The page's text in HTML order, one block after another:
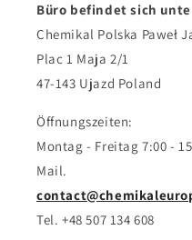
Büro befindet sich
Chemikal Polska Paweł
Plac 1 Maja 2/1
47-143 Ujazd Poland
Öffnungszeiten:
Montag - Freitag 7:00 -
Mail.
Tel. +48 507 134 608